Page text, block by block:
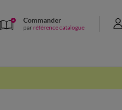
Commander
par référence catalogue